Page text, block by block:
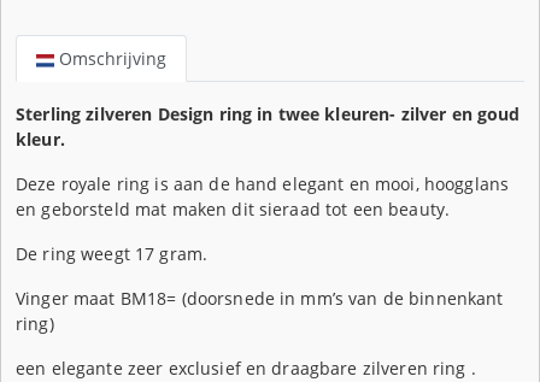
Omschrijving
Sterling zilveren Design ring in twee kleuren- zilver en goud
kleur.
Deze royale ring is aan de hand elegant en mooi, hoogglans
en geborsteld mat maken dit sieraad tot een beauty.
De ring weegt 17 gram.
Vinger maat BM18= (doorsnede in mm’s van de binnenkant
ring)
een elegante zeer exclusief en draagbare zilveren ring .